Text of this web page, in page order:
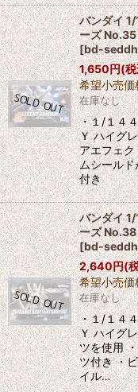
バンダイ
ーズ
[bd-
1,650円(
希望小売価
在庫なし
・１/１４
Ｙ ハイグ
アエフェク
ムシール
付き
バンダイ
ーズ
[bd-
2,640円(
希望小売価
在庫なし
・１/１４
Ｙ ハイグ
ツを使用
ツ付き ・
イル…